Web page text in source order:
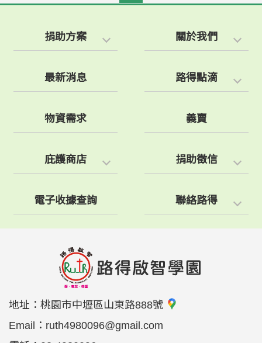
捐助方案 關於我們
最新消息 路得點滴
物資需求 義賣
庇護商店 捐助徵信
電子收據查詢 聯絡路得
地址： 桃園市中壢區山東路888號
Email： ruth4980096@gmail.com